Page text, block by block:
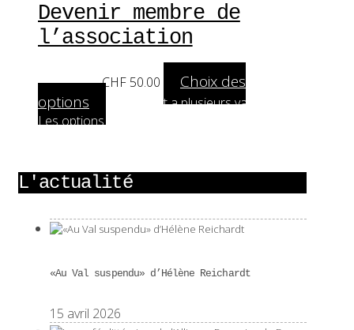
Devenir membre de
l’association
A partir de:CHF 50.00
Choix des
options
Ce produit a plusieurs variations.
Les options peuvent être choisies sur la page
L'actualité
«Au Val suspendu» d’Hélène Reichardt
15 avril 2026